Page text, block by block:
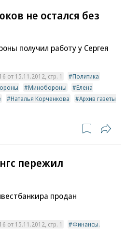
не остался без
получил работу у Сергея
от 15.11.2012, стр. 1
Политика
Минобороны
Елена
Наталья Корченкова
Архив газеты
пережил
продан
от 15.11.2012, стр. 1
Финансы.